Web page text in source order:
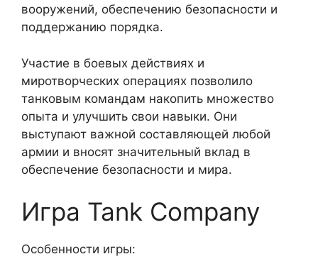
вооружений, обеспечению безопасности и
поддержанию порядка.
Участие в боевых действиях и
миротворческих операциях позволило
танковым командам накопить множество
опыта и улучшить свои навыки. Они
выступают важной составляющей любой
армии и вносят значительный вклад в
обеспечение безопасности и мира.
Игра Tank Company
Особенности игры: